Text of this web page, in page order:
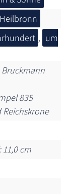
Heilbronn
, um
Bruckmann
835
cm